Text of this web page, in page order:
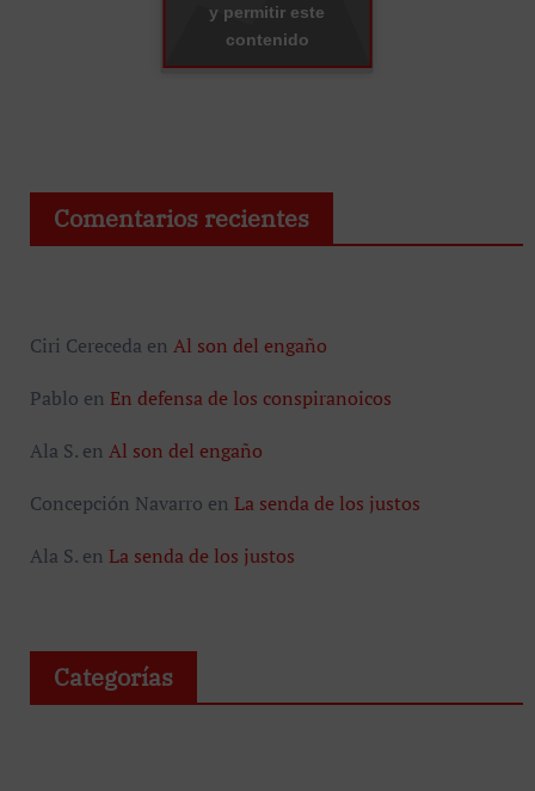
y permitir este
contenido
Comentarios recientes
Ciri Cereceda en Al son del engaño
Pablo en En defensa de los conspiranoicos
Ala S.en Al son del engaño
Concepción Navarro en La senda de los justos
Ala S.en La senda de los justos
Categorías